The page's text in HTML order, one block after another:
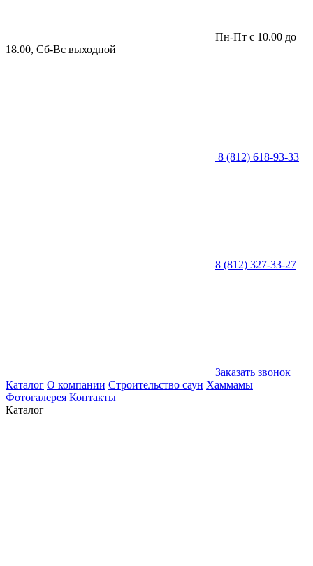
Пн-Пт с 10.00 до
18.00, Сб-Вс выходной
8 (812) 618-93-33
8 (812) 327-33-27
Заказать звонок
Каталог О компании Строительство саун Хаммамы
Фотогалерея Контакты
Каталог